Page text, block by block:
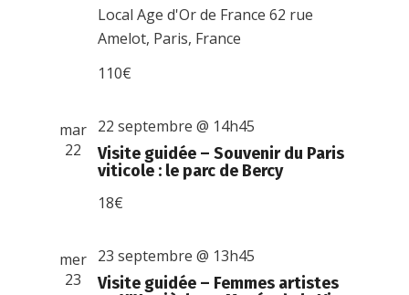
Local Age d'Or de France62 rue
Amelot, Paris, France
110€
mar
22
Visite guidée – Souvenir du Paris
viticole : le parc de Bercy
22 septembre @ 14h45
18€
mer
23
Visite guidée – Femmes artistes
23 septembre @ 13h45